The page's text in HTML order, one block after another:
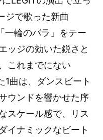
ジで歌った新曲
一輪のバラ」をテー
ッジの効いた鋭さと
これまでにない
1曲は、ダンスビート
ウンドを響かせた序
スケール感で、リス
イナミックなビート